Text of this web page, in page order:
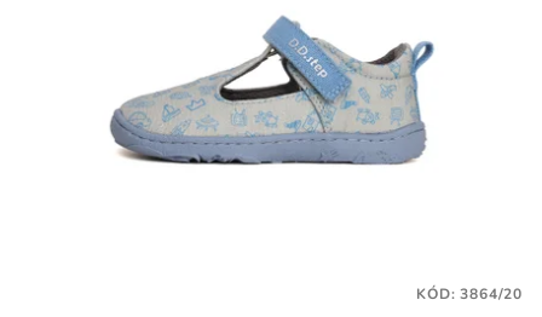
KÓD:3864/20